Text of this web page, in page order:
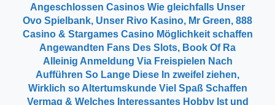
Angeschlossen Casinos Wie gleichfalls Unser
Ovo Spielbank, Unser Rivo Kasino, Mr Green, 888
Casino & Stargames Casino Möglichkeit schaffen
Angewandten Fans Des Slots, Book Of Ra
Alleinig Anmeldung Via Freispielen Nach
Aufführen So Lange Diese In zweifel ziehen,
Wirklich so Altertumskunde Viel Spaß Schaffen
Vermag & Welches Interessantes Hobby Ist und